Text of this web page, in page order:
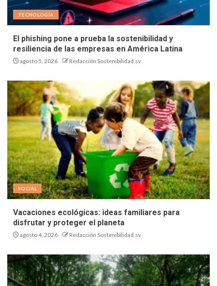
TECNOLOGÍA
El phishing pone a prueba la sostenibilidad y
resiliencia de las empresas en América Latina
agosto 5, 2026 Redacción Sostenibilidad.sv
SOCIAL
Vacaciones ecológicas: ideas familiares para
disfrutar y proteger el planeta
agosto 4, 2026 Redacción Sostenibilidad.sv